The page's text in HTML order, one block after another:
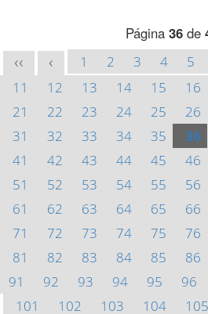
Página 36 de
<< < 1 2 3 4 5
11
12 13 14 15 16
21
22 23 24 25 26
31
32 33 34 35 36
41
42 43 44 45 46
51
52 53 54 55 56
61
62 63 64 65 66
71
72 73 74 75 76
81
82 83 84 85 86
91
92 93 94 95 96
101
102 103 104 105